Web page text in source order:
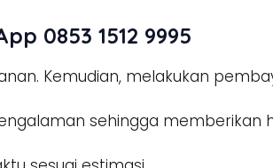
0853 1512 9995
Kemudian, melakukan
sehingga memberikan